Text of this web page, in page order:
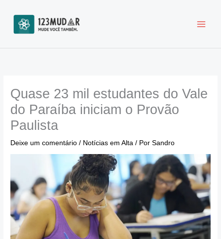
para
conteúdo
Quase 23 mil estudantes do Vale
do Paraíba iniciam o Provão
Paulista
Deixe um comentário / Notícias em Alta / PorSandro